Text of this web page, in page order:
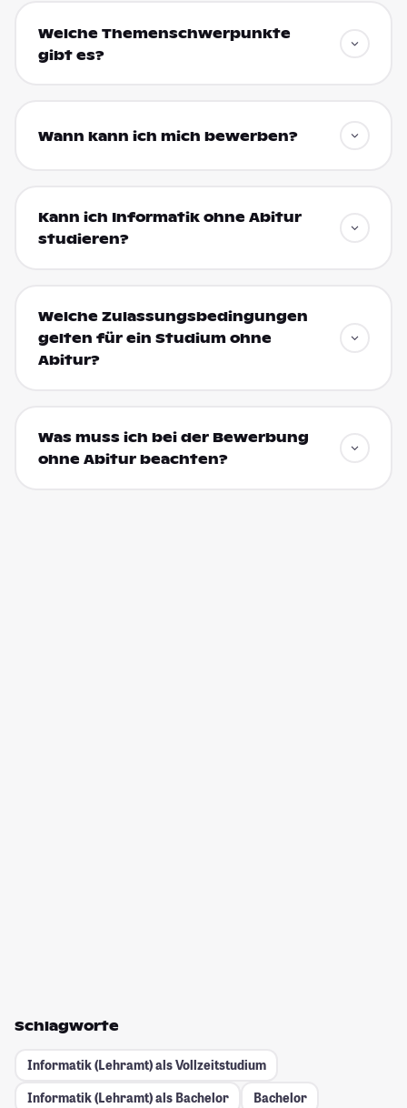
Welche Themenschwerpunkte
gibt es?
Wann kann ich mich bewerben?
Kann ich Informatik ohne Abitur
studieren?
Welche Zulassungsbedingungen
gelten für ein Studium ohne
Abitur?
Was muss ich bei der Bewerbung
ohne Abitur beachten?
Schlagworte
Informatik (Lehramt) als Vollzeitstudium
Informatik (Lehramt) als Bachelor
Bachelor